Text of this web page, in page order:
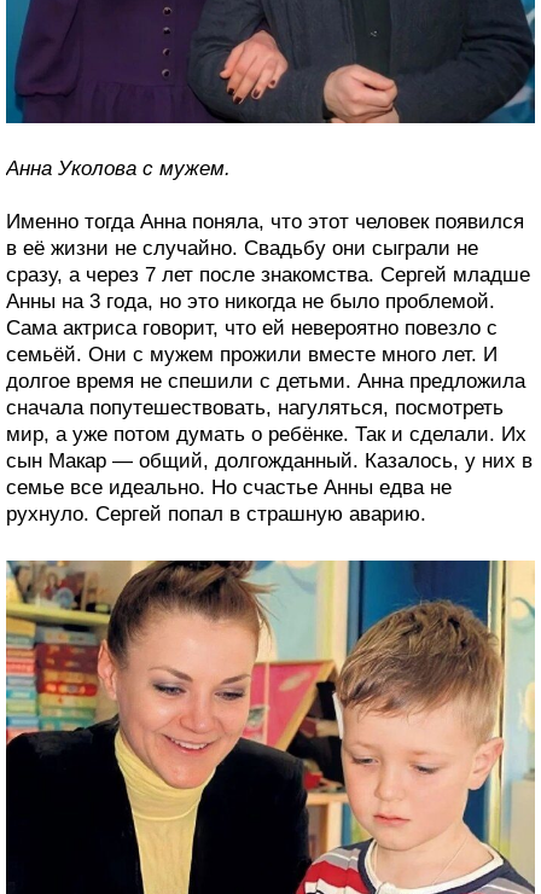
Анна Уколова с мужем.
Именно тогда Анна поняла, что этот человек появился
в её жизни не случайно. Свадьбу они сыграли не
сразу, а через 7 лет после знакомства. Сергей младше
Анны на 3 года, но это никогда не было проблемой.
Сама актриса говорит, что ей невероятно повезло с
семьёй. Они с мужем прожили вместе много лет. И
долгое время не спешили с детьми. Анна предложила
сначала попутешествовать, нагуляться, посмотреть
мир, а уже потом думать о ребёнке. Так и сделали. Их
сын Макар — общий, долгожданный. Казалось, у них в
семье все идеально. Но счастье Анны едва не
рухнуло. Сергей попал в страшную аварию.